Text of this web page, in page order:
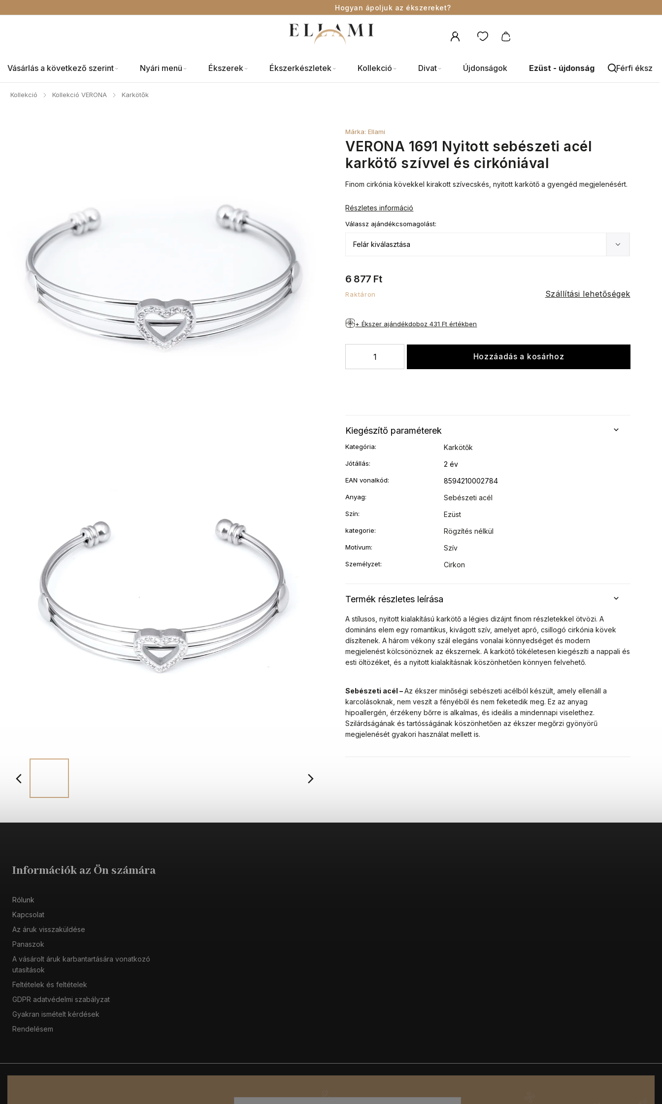
Hogyan ápoljuk az ékszereket?
Vásárlás a következő szerint Nyári menü Ékszerek Ékszerkészletek Kollekció Divat Újdonságok Ezüst - újdonság Férfi
Kollekció / Kollekció VERONA / Karkötők
VERONA 1691 Nyitott sebészeti acél
karkötő szívvel és cirkóniával
Márka:Ellami
6 877 Ft
Raktáron Szállítási lehetőségek
Válassz ajándékcsomagolást:
Hozzáadás a kosárhoz
+ Ékszer ajándékdoboz431 Ft értékben
Finom cirkónia kövekkel kirakott szívecskés, nyitott karkötő a gyengéd megjelenésért.
Részletes információ
Termék részletes leírása
A stílusos, nyitott kialakítású karkötő a légies dizájnt finom részletekkel ötvözi. A
domináns elem egy romantikus, kivágott szív, amelyet apró, csillogó cirkónia kövek
díszítenek. A három vékony szál elegáns vonalai könnyedséget és modern
megjelenést kölcsönöznek az ékszernek. A karkötő tökéletesen kiegészíti a nappali és
esti öltözéket, és a nyitott kialakításnak köszönhetően könnyen felvehető.
Sebészeti acél –Az ékszer minőségi sebészeti acélból készült, amely ellenáll a
karcolásoknak, nem veszít a fényéből és nem feketedik meg. Ez az anyag
hipoallergén, érzékeny bőrre is alkalmas, és ideális a mindennapi viselethez.
Szilárdságának és tartósságának köszönhetően az ékszer megőrzi gyönyörű
megjelenését gyakori használat mellett is.
Kiegészítő paraméterek
Kategória: Karkötők
Jótállás: 2 év
EAN vonalkód: 8594210002784
Anyag: Sebészeti acél
Szín: Ezüst
kategorie: Rögzítés nélkül
Motívum: Szív
Személyzet: Cirkon
Információk az Ön számára
Rólunk
Kapcsolat
Az áruk visszaküldése
Panaszok
A vásárolt áruk karbantartására vonatkozó
utasítások
Feltételek és feltételek
GDPR adatvédelmi szabályzat
Gyakran ismételt kérdések
Rendelésem